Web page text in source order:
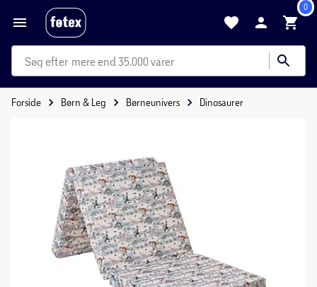
0
mere end 35.000 varer
Forside Børn & Leg Børneunivers Dinosaurer